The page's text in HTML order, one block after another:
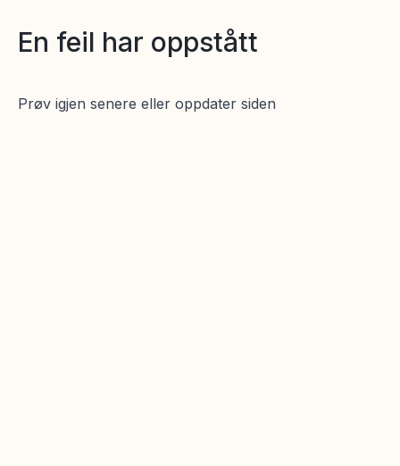
En feil har oppstått
Prøv igjen senere eller oppdater siden